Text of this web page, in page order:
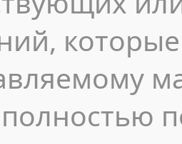
которые